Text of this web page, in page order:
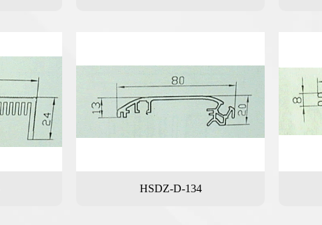
HSDZ-D-134